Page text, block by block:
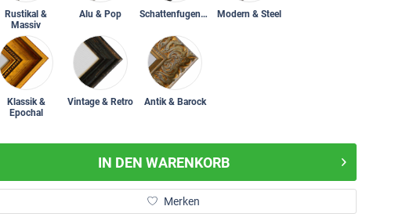
Rustikal &
Massiv
Alu & Pop Schattenfugenrahmen Modern & Steel
Klassik &
Epochal
Vintage & Retro Antik & Barock
IN DEN WARENKORB
Merken